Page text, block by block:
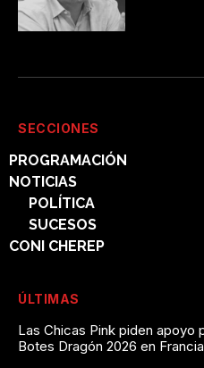
SECCIONES
PROGRAMACIÓN
NOTICIAS
POLÍTICA
SUCESOS
CONI CHEREP
ÚLTIMAS
Las Chicas Pink piden apoyo
Botes Dragón 2026 en Francia